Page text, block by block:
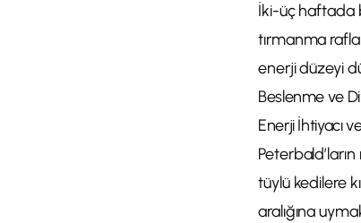
İki-üç haftada
tırmanma
enerji düzeyi
Beslenme ve
Enerji İhtiyacı
tüylü kedilere
aralığına